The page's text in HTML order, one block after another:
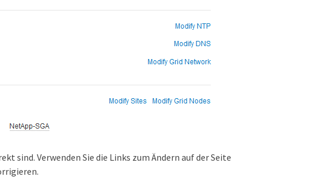
Verwenden Sie die Links zum Ändern auf der Seite